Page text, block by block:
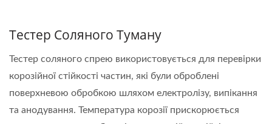
Тестер Соляного Туману
Тестер соляного спрею використовується для перевірки
корозійної стійкості частин, які були оброблені
поверхневою обробкою шляхом електролізу, випікання
та анодування. Температура корозії прискорюється